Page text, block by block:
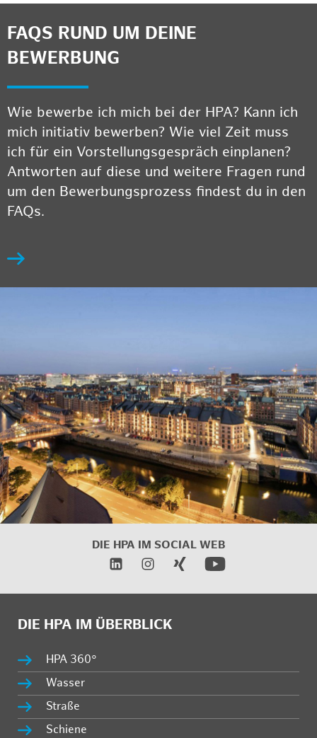
FAQS RUND UM DEINE
BEWERBUNG
Wie bewerbe ich mich bei der HPA? Kann ich
mich initiativ bewerben? Wie viel Zeit muss
ich für ein Vorstellungsgespräch einplanen?
Antworten auf diese und weitere Fragen rund
um den Bewerbungsprozess findest du in den
FAQs.
DIE HPA IM SOCIAL WEB
DIE HPA IM ÜBERBLICK
HPA 360°
Wasser
Straße
Schiene